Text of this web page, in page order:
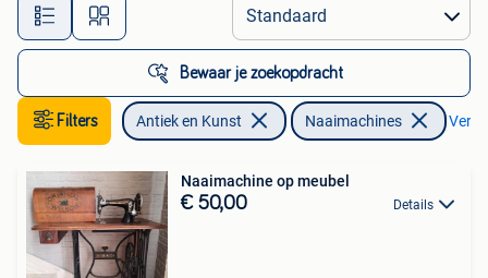
Alle afstanden…
Bewaar je zoekopdracht
Filters Antiek en Kunst Naaimachines
Naaimachine op meubel
€ 50,00 Details